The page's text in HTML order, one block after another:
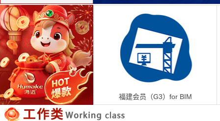
生活家居
科技数码
办公用品
福建会员（G3）for BIM